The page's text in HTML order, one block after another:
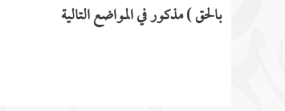
بالحق ) مذكور في المواضع التالية